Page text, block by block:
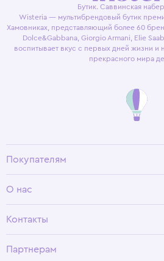
Бутик. Саввинская
Wisteria — мультибрендовый бутик
Хамовниках, представляющий более 60
Dolce&Gabbana, Giorgio Armani, Elie
воспитывает вкус с первых дней жизни и
прекрасного мира
Покупателям
Условия возврата
О нас
Программа лояльности
Контакты
Партнерам